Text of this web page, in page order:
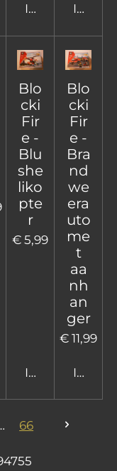
In In
Blo
cki
Fir
e -
Blu
she
liko
pte
r
€ 5,99
In
Blo
cki
Fir
e -
Bra
nd
we
era
uto
me
t
aa
nh
an
ger
€ 11,99
In
66